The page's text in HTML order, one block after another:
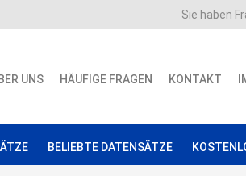
Sie haben
UNS HÄUFIGE FRAGEN KONTAKT
BELIEBTE DATENSÄTZE